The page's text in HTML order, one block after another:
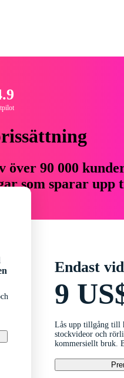
över 90 000
som sparar upp
Endast
9
Lås upp tillgång till
stockvideor och
kommersiellt bruk.